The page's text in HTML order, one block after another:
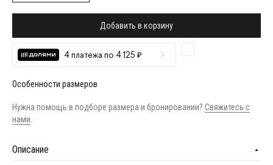
Добавить в корзину
4 платежа по 4 125 ₽
Особенности размеров
Нужна помощь в подборе размера и бронировании? Свяжитесь с
нами
Описание